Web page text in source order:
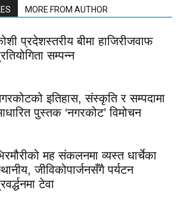
MORE FROM AUTHOR
प्रदेशस्तरीय बीमा हाजिरीजवाफ
सम्पन्न
इतिहास, संस्कृति र सम्पदामा
पुस्तक ‘नगरकोट’ विमोचन
मह संकलनमा व्यस्त धार्चेका
जीविकोपार्जनसँगै पर्यटन
टेवा